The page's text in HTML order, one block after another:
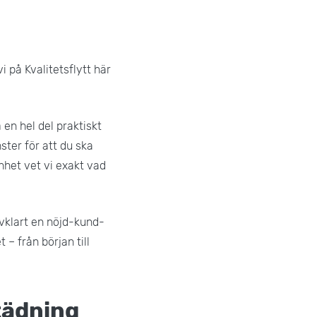
på Kvalitetsflytt här
en hel del praktiskt
för att du ska
vet vi exakt vad
en nöjd-kund-
– från början till